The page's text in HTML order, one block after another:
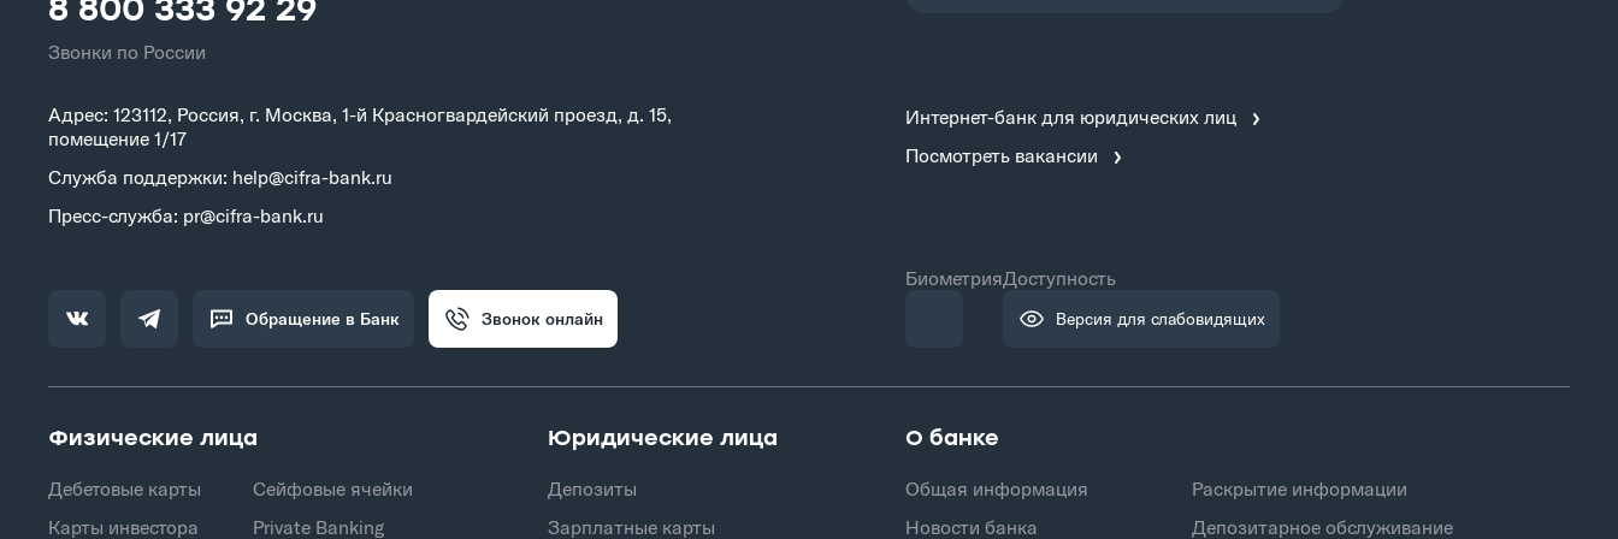
8 800 333 92 29
Звонки по России
Адрес: 123112, Россия, г. Москва, 1-й Красногвардейский проезд, д. 15,
помещение 1/17
Служба поддержки: help@cifra-bank.ru
Пресс-служба: pr@cifra-bank.ru
Интернет-банк для юридических лиц
Посмотреть вакансии
Обращение в Банк Звонок онлайн
БиометрияДоступность
Версия для слабовидящих
Физические лица
Дебетовые карты
Карты инвестора
Сейфовые ячейки
Private Banking
Юридические лица
Депозиты
Зарплатные карты
О банке
Общая информация
Новости банка
Раскрытие информации
Депозитарное обслуживание